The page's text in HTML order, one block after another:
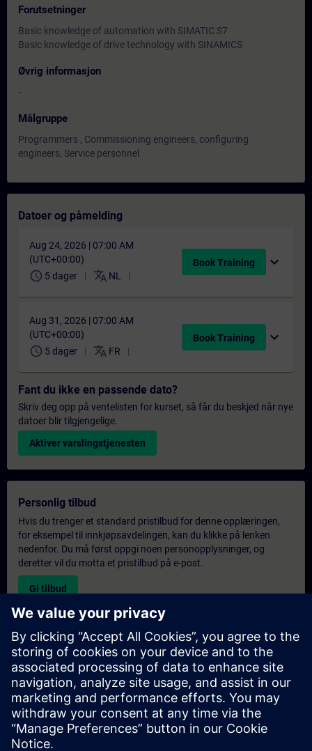
Forutsetninger
Basic knowledge of automation with SIMATIC S7
Basic knowledge of drive technology with SINAMICS
Øvrig informasjon
-
Målgruppe
Programmers , Commissioning engineers, configuring
engineers, Service personnel
Datoer og påmelding
Aug 24, 2026 | 07:00 AM
(UTC+00:00)
schedule 5 dager translate NL
Book Training expand_more
Aug 31, 2026 | 07:00 AM
(UTC+00:00)
schedule 5 dager translate FR
Book Training expand_more
Fant du ikke en passende dato?
Skriv deg opp på ventelisten for kurset, så får du beskjed når nye
datoer blir tilgjengelige.
Aktiver varslingstjenesten
Personlig tilbud
Hvis du trenger et standard pristilbud for denne opplæringen,
for eksempel til innkjøpsavdelingen, kan du klikke på lenken
nedenfor. Du må først oppgi noen personopplysninger, og
deretter vil du motta et pristilbud på e-post.
Gi tilbud
Forespørsel om eksklusiv opplæring
Fyll ut skjemaet nedenfor hvis du ønsker et tilbud på et
eksklusivt kurs, enten på stedet, virtuelt eller på vårt SITRAIN-
kurssenter. Denne typen forespørsel passer for større grupper (6
personer eller flere). Etter at du har oppgitt kontaktinformasjon
og kursbehov, vil du motta et tilbud fra oss.
Be om eksklusivt tilbud